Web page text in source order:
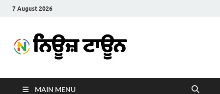
7 August 2026
Town
MAIN MENU